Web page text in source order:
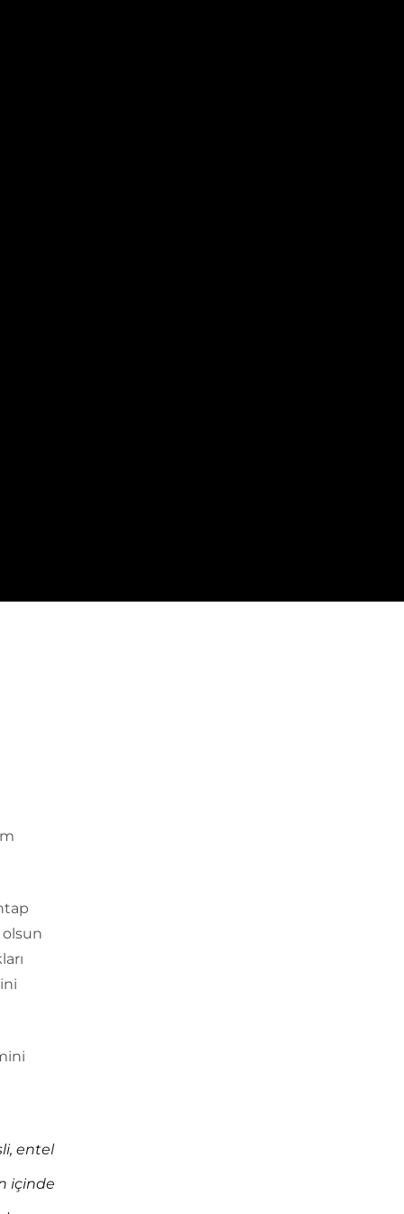
olsun
entel
içinde